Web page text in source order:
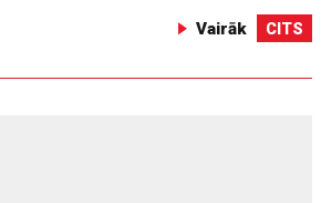
Vairāk CITS